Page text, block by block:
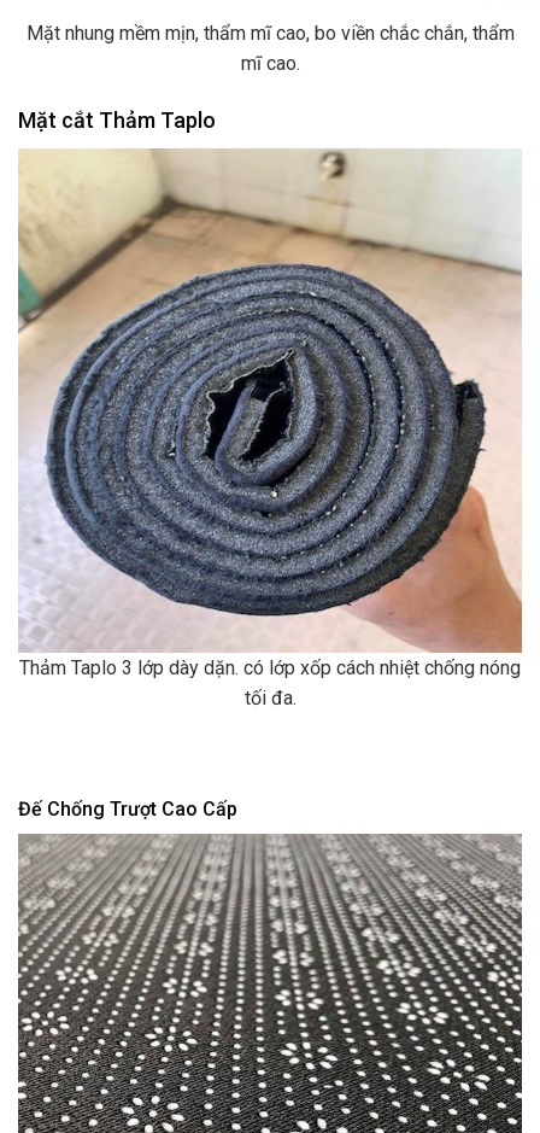
Mặt nhung mềm mịn, thẩm mĩ cao, bo viền chắc chắn, thẩm
mĩ cao.
Mặt cắt Thảm Taplo
Thảm Taplo 3 lớp dày dặn. có lớp xốp cách nhiệt chống nóng
tối đa.
Đế Chống Trượt Cao Cấp